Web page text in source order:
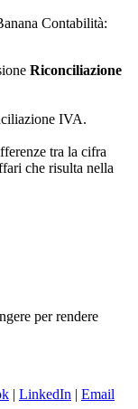
Contabilità:
Riconciliazione
IVA.
tra la cifra
che risulta nella
per rendere
| LinkedIn | Email